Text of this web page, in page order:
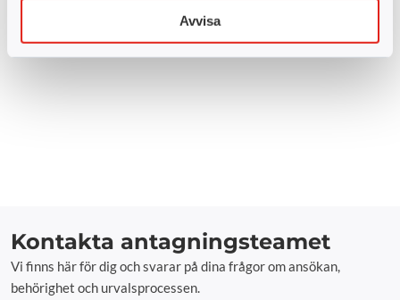
Avvisa
Kontakta antagningsteamet
Vi finns här för dig och svarar på dina frågor om ansökan,
behörighet och urvalsprocessen.